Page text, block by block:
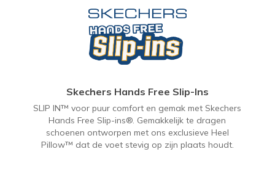
Skechers Hands Free Slip-Ins
SLIP IN™ voor puur comfort en gemak met Skechers
Hands Free Slip-ins®. Gemakkelijk te dragen
schoenen ontworpen met ons exclusieve Heel
Pillow™ dat de voet stevig op zijn plaats houdt.